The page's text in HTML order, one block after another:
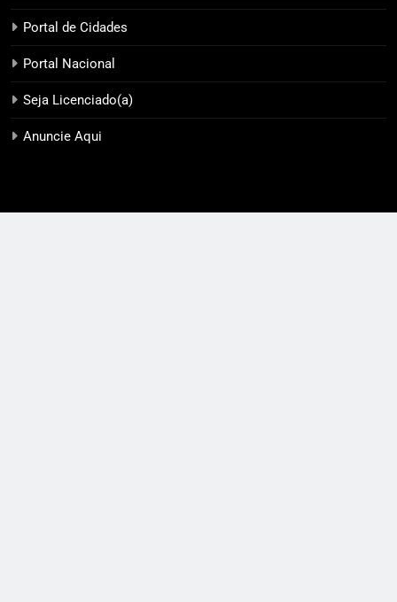
Portal de Cidades
Portal Nacional
Seja Licenciado(a)
Anuncie Aqui